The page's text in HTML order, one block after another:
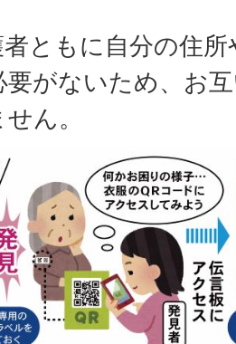
ともに自分の住
要がないため、お
ん。